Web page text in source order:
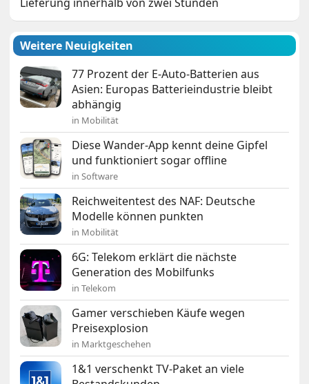
Weitere Neuigkeiten
77 Prozent der E-Auto-Batterien aus
Asien: Europas Batterieindustrie bleibt
abhängig
in Mobilität
Diese Wander-App kennt deine Gipfel
und funktioniert sogar offline
in Software
Reichweitentest des NAF: Deutsche
Modelle können punkten
in Mobilität
6G: Telekom erklärt die nächste
Generation des Mobilfunks
in Telekom
Gamer verschieben Käufe wegen
Preisexplosion
in Marktgeschehen
1&1 verschenkt TV-Paket an viele